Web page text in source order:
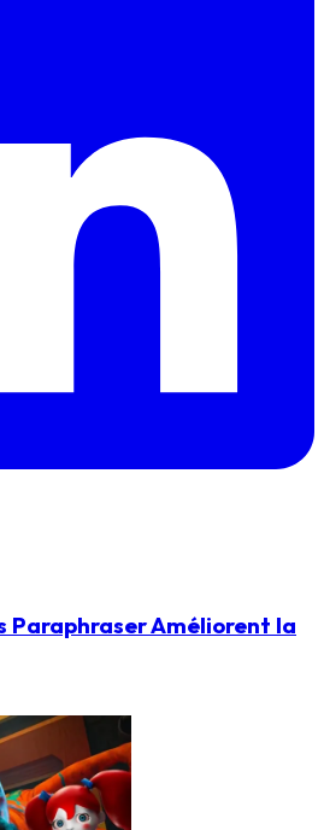
Paraphraser Améliorent la